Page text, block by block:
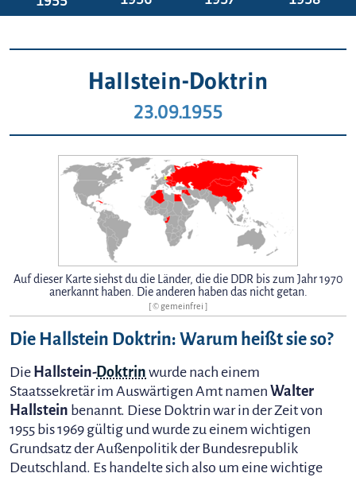
Hallstein-Doktrin
23.09.1955
Auf dieser Karte siehst du die Länder, die die DDR bis zum Jahr 1970
anerkannt haben. Die anderen haben das nicht getan.
[ © gemeinfrei ]
Die Hallstein Doktrin: Warum heißt sie so?
Die Hallstein-Doktrin wurde nach einem
Staatssekretär im Auswärtigen Amt namen Walter
Hallstein benannt. Diese Doktrin war in der Zeit von
1955 bis 1969 gültig und wurde zu einem wichtigen
Grundsatz der Außenpolitik der Bundesrepublik
Deutschland. Es handelte sich also um eine wichtige